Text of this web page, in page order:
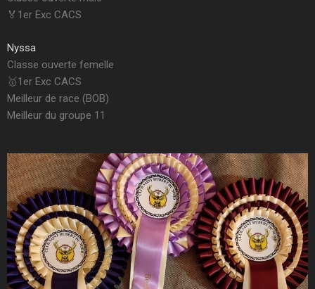
🏅1er Exc CACS
Nyssa
Classe ouverte femelle
🥇1er Exc CACS
Meilleur de race (BOB)
Meilleur du groupe 11